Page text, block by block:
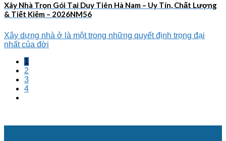
Xây Nhà Trọn Gói Tại Duy Tiên Hà Nam – Uy Tín, Chất Lượng
& Tiết Kiệm – 2026NM56
Xây dựng nhà ở là một trong những quyết định trọng đại
nhất của đời
1
2
3
4